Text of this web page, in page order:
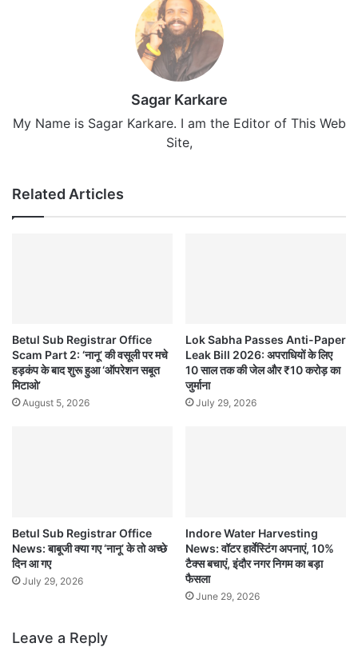
Sagar Karkare
My Name is Sagar Karkare. I am the Editor of This Web
Site,
Related Articles
Betul Sub Registrar Office
Scam Part 2: ‘नानू’ की वसूली पर मचे
हड़कंप के बाद शुरू हुआ ‘ऑपरेशन सबूत
मिटाओ’
August 5, 2026
Lok Sabha Passes Anti-Paper
Leak Bill 2026: अपराधियों के लिए
10 साल तक की जेल और ₹10 करोड़ का
जुर्माना
July 29, 2026
Betul Sub Registrar Office
News: बाबूजी क्या गए ‘नानू’ के तो अच्छे
दिन आ गए
July 29, 2026
Indore Water Harvesting
News: वॉटर हार्वेस्टिंग अपनाएं, 10%
टैक्स बचाएं, इंदौर नगर निगम का बड़ा
फैसला
June 29, 2026
Leave a Reply